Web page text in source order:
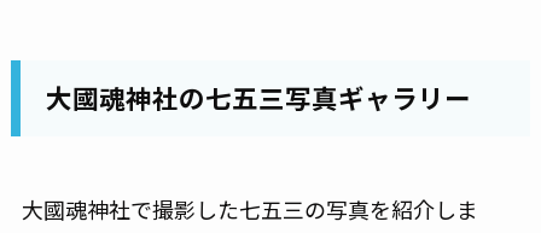
大國魂神社の七五三写真ギャラリー
大國魂神社で撮影した七五三の写真を紹介しま